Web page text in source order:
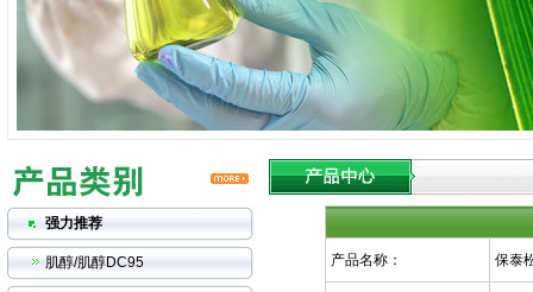
强力推荐
肌醇/肌醇DC95 产品名称： 保泰